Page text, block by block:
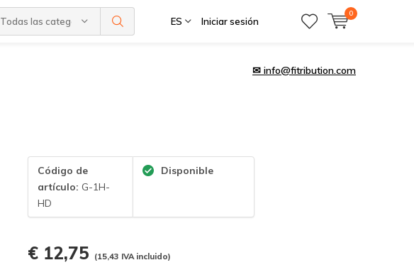
Todas las categorías ES Iniciar sesión
0
✉ info@fitribution.com
Código de
artículo: G-1H-
HD
Disponible
€ 12,75 (15,43 IVA incluido)